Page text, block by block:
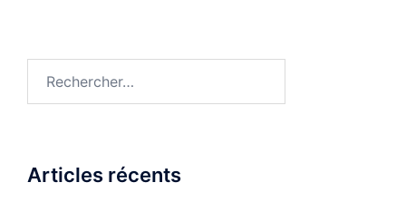
Articles récents